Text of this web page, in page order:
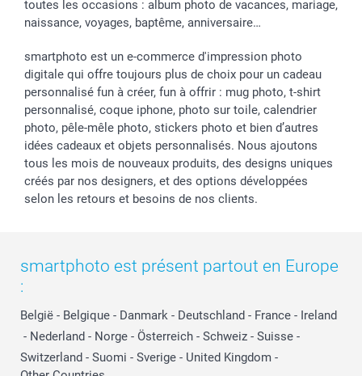
toutes les occasions : album photo de vacances, mariage,
naissance, voyages, baptême, anniversaire…
smartphoto est un e-commerce d'impression photo
digitale qui offre toujours plus de choix pour un cadeau
personnalisé fun à créer, fun à offrir : mug photo, t-shirt
personnalisé, coque iphone, photo sur toile, calendrier
photo, pêle-mêle photo, stickers photo et bien d’autres
idées cadeaux et objets personnalisés. Nous ajoutons
tous les mois de nouveaux produits, des designs uniques
créés par nos designers, et des options développées
selon les retours et besoins de nos clients.
smartphoto est présent partout en Europe
:
België - Belgique - Danmark - Deutschland - France - Ireland
- Nederland - Norge - Österreich - Schweiz - Suisse -
Switzerland - Suomi - Sverige - United Kingdom -